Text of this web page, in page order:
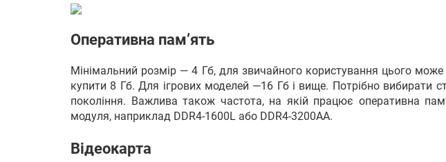
Оперативна пам’ять
Мінімальний розмір — 4 Гб, для звичайного користування цього
купити 8 Гб. Для ігрових моделей —16 Гб і вище. Потрібно вибирати
покоління. Важлива також частота, на якій працює оперативна
модуля, наприклад DDR4-1600L або DDR4-3200AA.
Відеокарта